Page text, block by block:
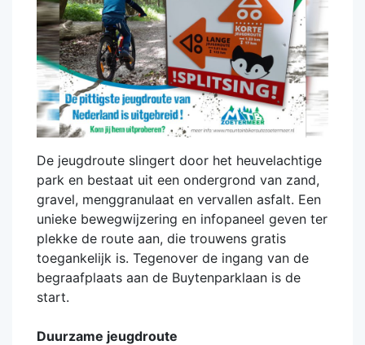
De jeugdroute slingert door het heuvelachtige
park en bestaat uit een ondergrond van zand,
gravel, menggranulaat en vervallen asfalt. Een
unieke bewegwijzering en infopaneel geven ter
plekke de route aan, die trouwens gratis
toegankelijk is. Tegenover de ingang van de
begraafplaats aan de Buytenparklaan is de
start.
Duurzame jeugdroute